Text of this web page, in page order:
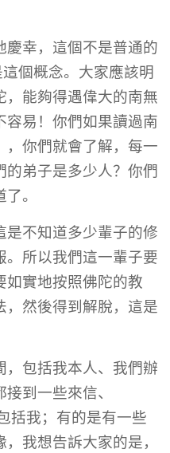
慶幸，這個不是普通的
個概念。大家應該明
，能夠得遇偉大的南無
容易！你們如果讀過南
，你們就會了解，每一
弟子是多少人？你們
。
是不知道多少輩子的修
。所以我們這一輩子要
如實地按照佛陀的教
，然後得到解脫，這是
，包括我本人、我們辦
到一些來信、
括我；有的是有一些
我想告訴大家的是，